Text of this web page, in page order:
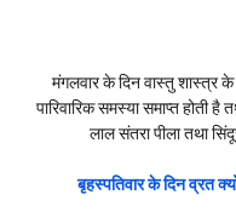
मंगलवार के दिन वास्तु शास्त्र
पारिवारिक समस्या समाप्त होती
लाल संतरा पीला तथा
बृहस्पतिवार के दिन व्रत